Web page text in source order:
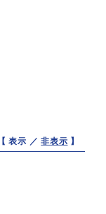
【 表示 ／非表示 】